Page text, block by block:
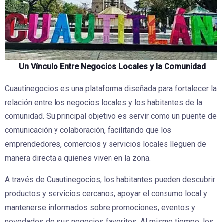
Un Vínculo Entre Negocios Locales y la Comunidad
Cuautinegocios es una plataforma diseñada para fortalecer la
relación entre los negocios locales y los habitantes de la
comunidad. Su principal objetivo es servir como un puente de
comunicación y colaboración, facilitando que los
emprendedores, comercios y servicios locales lleguen de
manera directa a quienes viven en la zona.
A través de Cuautinegocios, los habitantes pueden descubrir
productos y servicios cercanos, apoyar el consumo local y
mantenerse informados sobre promociones, eventos y